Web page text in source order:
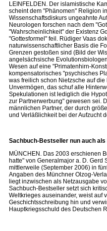
LEINFELDEN. Der islamistische
scheint dem "Phänomen" Religion
Wissenschaftsdiskurs ungeahnte
Neurologen forschen nach dem
"Wahrscheinlichkeit" der Existenz
"Gottesformel" feil. Rüdiger Vaas
naturwissenschaftlicher Basis die
Grenzen gestoßen sind (Bild der
angelsächsische
Wesen auf eine "Primatenhirn-
kompensatorisches "psychisches
was freilich schon Nietzsche auf
Unvermögen, das schuf alle
Spekulationen ist lediglich die
zur Partnerwerbung" gewesen sei.
männlichen Partner, der durch
und Verläßlichkeit bei der Aufzucht
Sachbuch-Bestseller nun auch als
MÜNCHEN. Das 2003 erschienen
hatte" von Generalmajor a. D. Gerd
mittlerweile (September 2006) in
Angaben des Münchner Olzog-
liegt inzwischen als Netzausgabe
Sachbuch-Bestseller setzt sich
Weltkrieges auseinander, weist auf
Geschichtsschreibung hin und
Hauptkriegsschuld des Deutschen